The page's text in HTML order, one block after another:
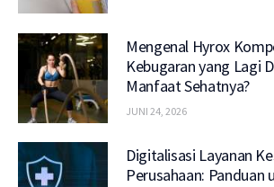
Mengenal Hyrox
Kebugaran yang Lagi
Manfaat Sehatnya?
JUNI 24, 2026
Digitalisasi Layanan
Perusahaan: Panduan